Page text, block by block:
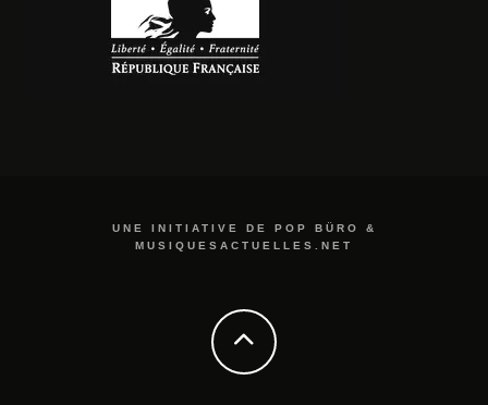
UNE INITIATIVE DE POP BÜRO &
MUSIQUESACTUELLES.NET